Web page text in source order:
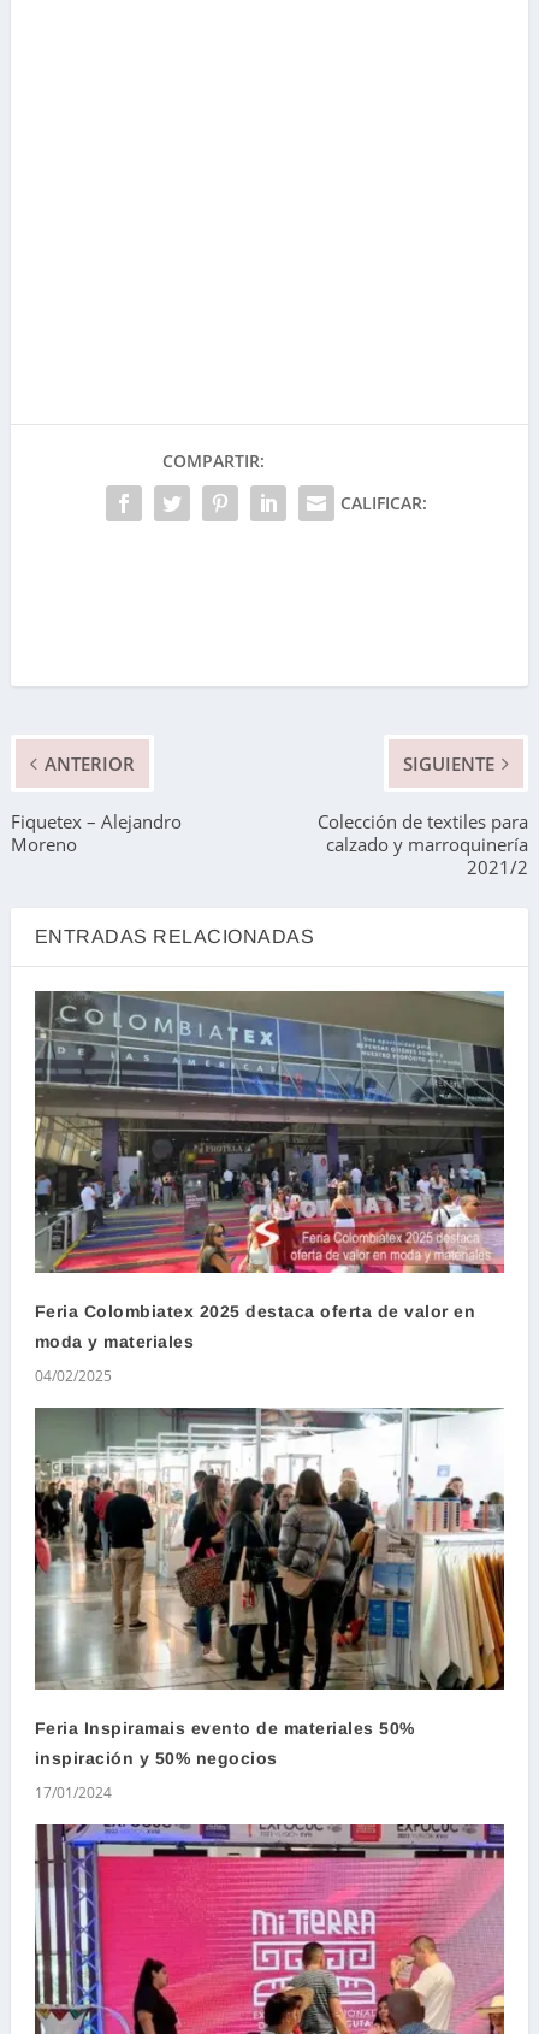
COMPARTIR:
CALIFICAR:
ANTERIOR
Fiquetex – Alejandro
Moreno
SIGUIENTE
Colección de textiles para
calzado y marroquinería
2021/2
ENTRADAS RELACIONADAS
Feria Colombiatex 2025 destaca oferta de valor en
moda y materiales
04/02/2025
Feria Inspiramais evento de materiales 50%
inspiración y 50% negocios
17/01/2024